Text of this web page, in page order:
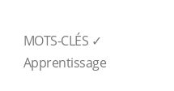
MOTS-CLÉS ✓
Apprentissage